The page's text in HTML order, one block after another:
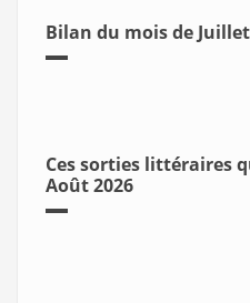
Bilan du mois de
Ces sorties littéraires
Août 2026